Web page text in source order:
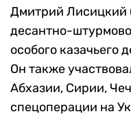
Дмитрий Лисицкий
десантно-
особого казачьего
Он также
Абхазии, Сирии,
спецоперации на